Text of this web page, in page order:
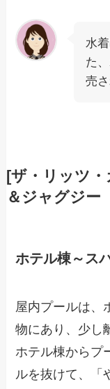
水
た
売
[ザ・リッツ
＆ジャグジー
ホテル棟～ス
屋内プールは、
物にあり、少し
ホテル棟からプ
ルを抜けて、「